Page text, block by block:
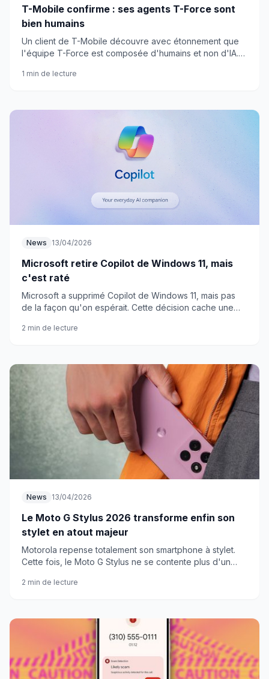
T-Mobile confirme : ses agents T-Force sont
bien humains
Un client de T-Mobile découvre avec étonnement que
l'équipe T-Force est composée d'humains et non d'IA.
1 min de lecture
News 13/04/2026
Microsoft retire Copilot de Windows 11, mais
c'est raté
Microsoft a supprimé Copilot de Windows 11, mais pas
de la façon qu'on espérait. Cette décision cache une
2 min de lecture
News 13/04/2026
Le Moto G Stylus 2026 transforme enfin son
stylet en atout majeur
Motorola repense totalement son smartphone à stylet.
Cette fois, le Moto G Stylus ne se contente plus d'un
artificielle pour rattraper son retard.
2 min de lecture